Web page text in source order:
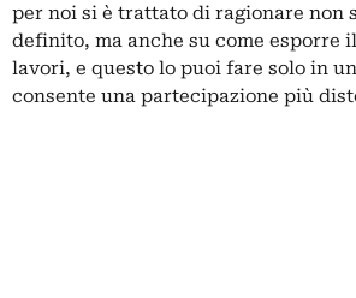
per noi si è trattato di ragionare non
definito, ma anche su come esporre
lavori, e questo lo puoi fare solo in
consente una partecipazione più